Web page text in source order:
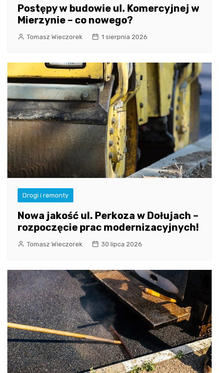
Postępy w budowie ul. Komercyjnej w
Mierzynie – co nowego?
Tomasz Wieczorek 1 sierpnia 2026
Drogi i remonty
Nowa jakość ul. Perkoza w Dołujach –
rozpoczęcie prac modernizacyjnych!
Tomasz Wieczorek 30 lipca 2026